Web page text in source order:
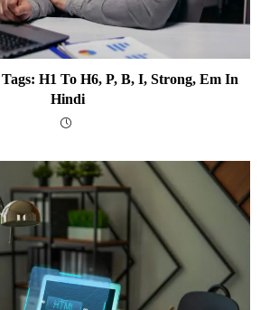
H1 To H6, P, B, I, Strong, Em In
Hindi